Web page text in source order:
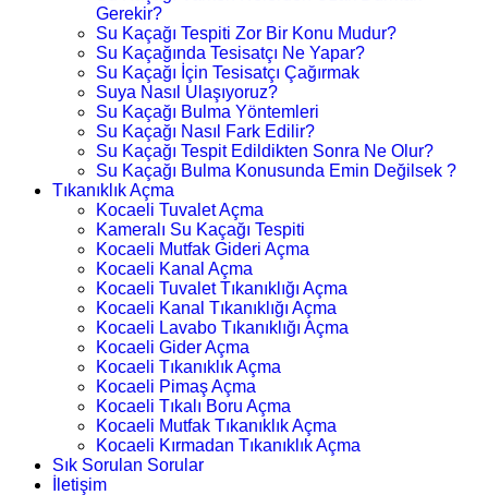
Gerekir?
Su Kaçağı Tespiti Zor Bir Konu Mudur?
Su Kaçağında Tesisatçı Ne Yapar?
Su Kaçağı İçin Tesisatçı Çağırmak
Suya Nasıl Ulaşıyoruz?
Su Kaçağı Bulma Yöntemleri
Su Kaçağı Nasıl Fark Edilir?
Su Kaçağı Tespit Edildikten Sonra Ne Olur?
Su Kaçağı Bulma Konusunda Emin Değilsek ?
Tıkanıklık Açma
Kocaeli Tuvalet Açma
Kameralı Su Kaçağı Tespiti
Kocaeli Mutfak Gideri Açma
Kocaeli Kanal Açma
Kocaeli Tuvalet Tıkanıklığı Açma
Kocaeli Kanal Tıkanıklığı Açma
Kocaeli Lavabo Tıkanıklığı Açma
Kocaeli Gider Açma
Kocaeli Tıkanıklık Açma
Kocaeli Pimaş Açma
Kocaeli Tıkalı Boru Açma
Kocaeli Mutfak Tıkanıklık Açma
Kocaeli Kırmadan Tıkanıklık Açma
Sık Sorulan Sorular
İletişim